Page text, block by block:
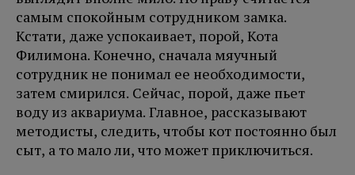
самым спокойным сотрудником замка.
Кстати, даже успокаивает, порой, Кота
Филимона. Конечно, сначала мяучный
сотрудник не понимал ее необходимости,
затем смирился. Сейчас, порой, даже пьет
воду из аквариума. Главное, рассказывают
методисты, следить, чтобы кот постоянно был
сыт, а то мало ли, что может приключиться.